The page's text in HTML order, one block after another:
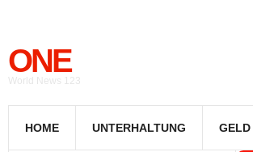
ONE
World News 123
HOME UNTERHALTUNG GELD